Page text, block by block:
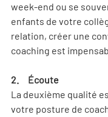
week-end ou se
enfants de votre
relation, créer une
coaching est
2.     Écoute
La deuxième qualité
votre posture de